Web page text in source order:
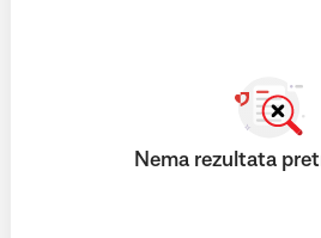
Nema rezultata